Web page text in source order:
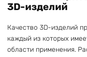
3D-изделий
Качество 3D-изделий
каждый из которых
области применения.